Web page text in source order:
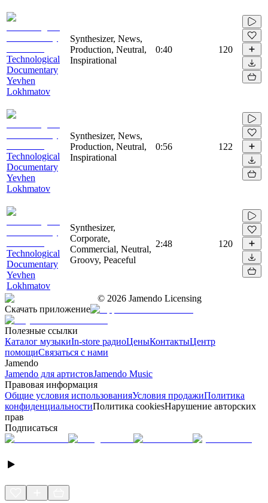
Technological
Documentary
Yevhen
Lokhmatov
Synthesizer, News,
Production, Neutral,
Inspirational
0:40 120
Technological
Documentary
Yevhen
Lokhmatov
Synthesizer, News,
Production, Neutral,
Inspirational
0:56 122
Technological
Documentary
Yevhen
Lokhmatov
Synthesizer,
Corporate,
Commercial, Neutral,
Groovy, Peaceful
2:48 120
© 2026 Jamendo Licensing
Скачать приложение
Полезные ссылки
Каталог музыкиIn-store радиоЦеныКонтактыЦентр
помощиСвязаться с нами
Jamendo
Jamendo для артистовJamendo Music
Правовая информация
Общие условия использованияУсловия продажиПолитика
конфиденциальностиПолитика cookiesНарушение авторских
прав
Подписаться